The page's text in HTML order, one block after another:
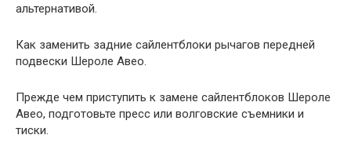
альтернативой.
Как заменить задние сайлентблоки рычагов передней
подвески Шероле Авео.
Прежде чем приступить к замене сайлентблоков Шероле
Авео, подготовьте пресс или волговские съемники и
тиски.